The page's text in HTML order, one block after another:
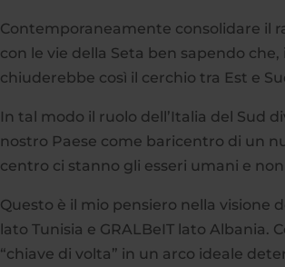
Contemporaneamente consolidare il
con le vie della Seta ben sapendo
chiuderebbe così il cerchio tra Est e
In tal modo il ruolo dell’Italia del Sud
nostro Paese come baricentro di un
centro ci stanno gli esseri umani e
Questo è il mio pensiero nella visione
lato Tunisia e GRALBeIT lato Albania.
“chiave di volta” in un arco ideale